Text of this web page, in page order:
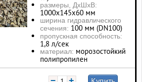
размеры, ДхШхВ:
1000х145х60 мм
ширина гидравлического
сечения: 100 мм (DN100)
пропускная способность:
1,8 л/сек
материал: морозостойкий
полипропилен